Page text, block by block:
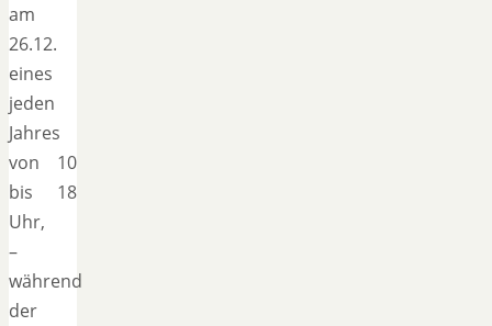
am
26.12.
eines
jeden
Jahres
von 10
bis 18
Uhr,
–
während
der